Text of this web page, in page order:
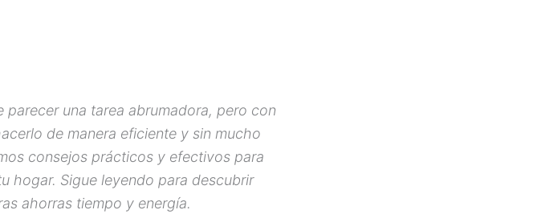
una tarea abrumadora, pero con
de manera eficiente y sin mucho
consejos prácticos y efectivos para
hogar. Sigue leyendo para descubrir
ahorras tiempo y energía.